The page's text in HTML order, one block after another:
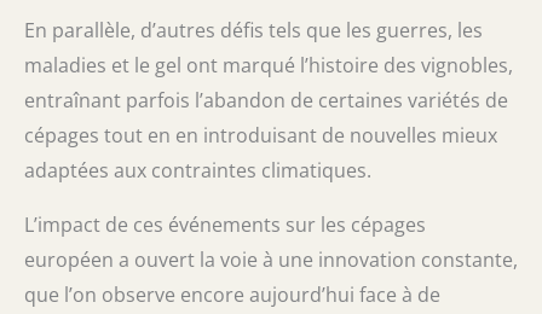
En parallèle, d’autres défis tels que les guerres, les
maladies et le gel ont marqué l’histoire des vignobles,
entraînant parfois l’abandon de certaines variétés de
cépages tout en en introduisant de nouvelles mieux
adaptées aux contraintes climatiques.
L’impact de ces événements sur les cépages
européen a ouvert la voie à une innovation constante,
que l’on observe encore aujourd’hui face à de